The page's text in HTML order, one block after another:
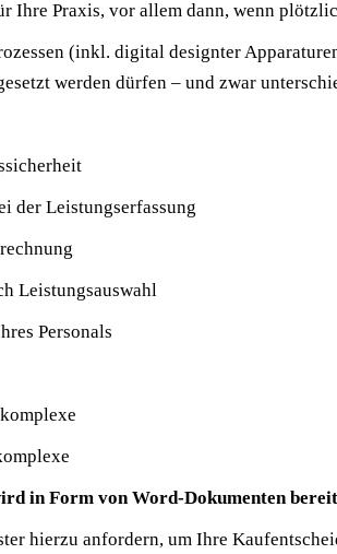
Praxis, vor allem dann, wenn
(inkl. digital designter
werden dürfen – und zwar
der Leistungserfassung
Leistungsauswahl
Personals
in Form von Word-Dokumenten
hierzu anfordern, um Ihre